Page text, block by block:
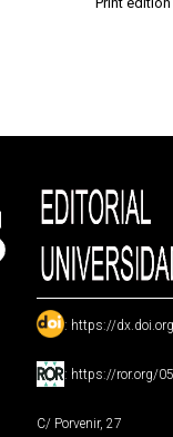
: https://
: https://ror.org/
C/ Porvenir, 27